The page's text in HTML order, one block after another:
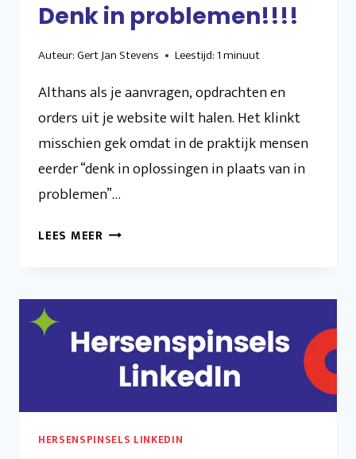
Denk in problemen!!!!
Auteur:Gert Jan Stevens Leestijd:1minuut
Althans als je aanvragen, opdrachten en
orders uit je website wilt halen. Het klinkt
misschien gek omdat in de praktijk mensen
eerder “denk in oplossingen in plaats van in
problemen”…
LEES MEER DENK
HERSENSPINSELS LINKEDIN